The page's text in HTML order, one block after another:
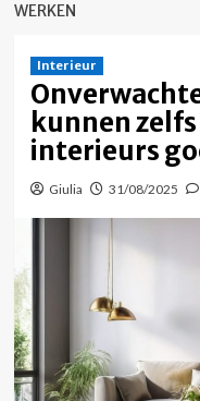
WERKEN
Interieur
kunnen
interieurs
Giulia 31/08/2025